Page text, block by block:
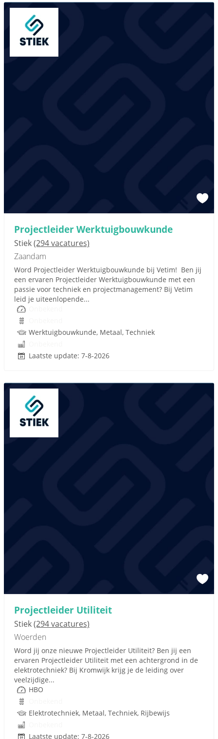
Projectleider Werktuigbouwkunde
Stiek(294 vacatures)
Zaandam
Word Projectleider Werktuigbouwkunde bij Vetim! Ben jij
een ervaren Projectleider Werktuigbouwkunde met een
passie voor techniek en projectmanagement? Bij Vetim
leid je uiteenlopende...
Werktuigbouwkunde, Metaal, Techniek
Laatste update: 7-8-2026
Projectleider Utiliteit
Stiek(294 vacatures)
Woerden
Word jij onze nieuwe Projectleider Utiliteit? Ben jij een
ervaren Projectleider Utiliteit met een achtergrond in de
elektrotechniek? Bij Kromwijk krijg je de leiding over
veelzijdige...
HBO
Elektrotechniek, Metaal, Techniek, Rijbewijs
Laatste update: 7-8-2026